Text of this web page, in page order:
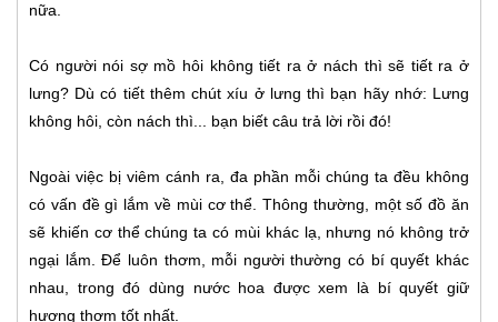
nữa.
Có người nói sợ mồ hôi không tiết ra ở nách thì sẽ tiết ra ở
lưng? Dù có tiết thêm chút xíu ở lưng thì bạn hãy nhớ: Lưng
không hôi, còn nách thì... bạn biết câu trả lời rồi đó!
Ngoài việc bị viêm cánh ra, đa phần mỗi chúng ta đều không
có vấn đề gì lắm về mùi cơ thể. Thông thường, một số đồ ăn
sẽ khiến cơ thể chúng ta có mùi khác lạ, nhưng nó không trở
ngại lắm. Để luôn thơm, mỗi người thường có bí quyết khác
nhau, trong đó dùng nước hoa được xem là bí quyết giữ
hương thơm tốt nhất.